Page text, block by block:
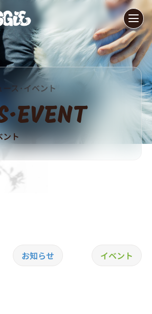
ース·イベント
ント
お知らせ イベント